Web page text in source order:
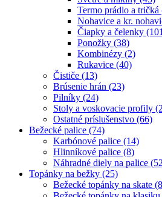
Termo prádlo a tričká
Nohavice a kr.
Čiapky a čelenky
Ponožky (38)
Kombinézy (2)
Rukavice (40)
Čističe (13)
Brúsenie hrán (23)
Pilníky (24)
Stoly a voskovacie profily
Ostatné príslušenstvo (66)
Bežecké palice (74)
Karbónové palice (14)
Hlinníkové palice (8)
Náhradné diely na palice
Topánky na bežky (25)
Bežecké topánky na skate